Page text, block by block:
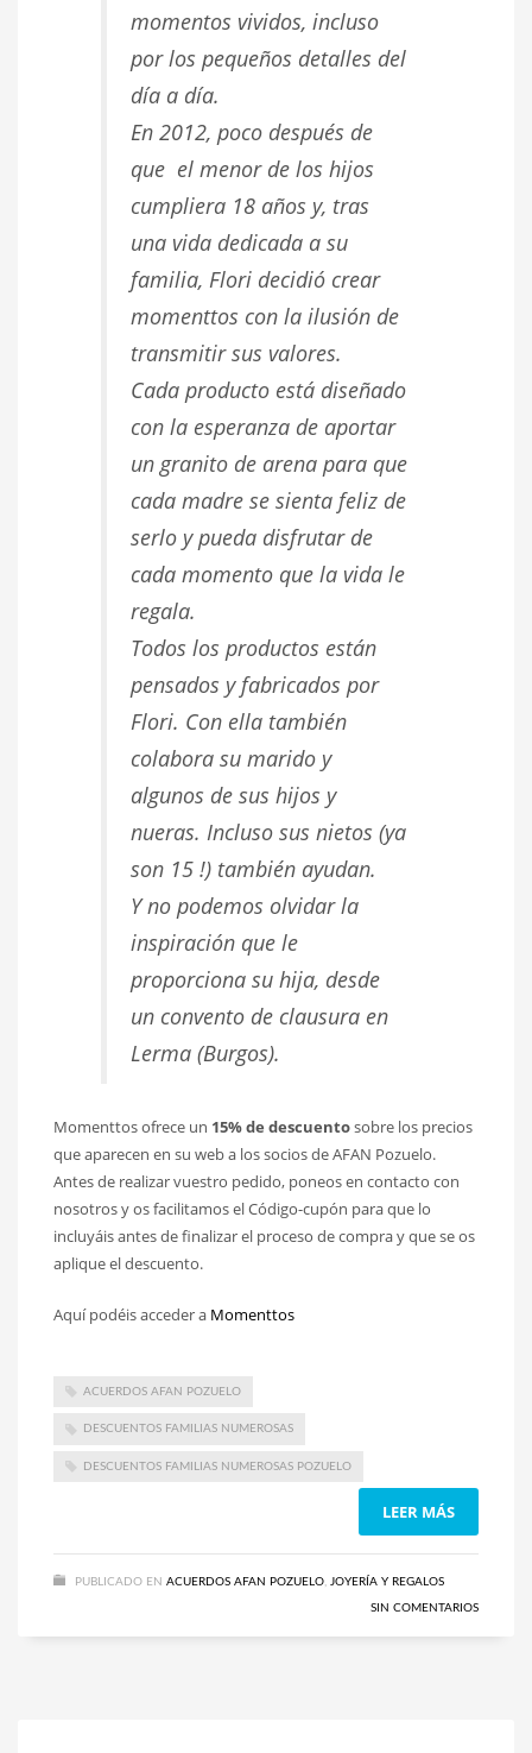
momentos vividos, incluso
por los pequeños detalles del
día a día.
En 2012, poco después de
que el menor de los hijos
cumpliera 18 años y, tras
una vida dedicada a su
familia, Flori decidió crear
momenttos con la ilusión de
transmitir sus valores.
Cada producto está diseñado
con la esperanza de aportar
un granito de arena para que
cada madre se sienta feliz de
serlo y pueda disfrutar de
cada momento que la vida le
regala.
Todos los productos están
pensados y fabricados por
Flori. Con ella también
colabora su marido y
algunos de sus hijos y
nueras. Incluso sus nietos (ya
son 15 !) también ayudan.
Y no podemos olvidar la
inspiración que le
proporciona su hija, desde
un convento de clausura en
Lerma (Burgos).
Momenttos ofrece un 15% de descuentosobre los precios
que aparecen en su web a los socios de AFAN Pozuelo.
Antes de realizar vuestro pedido, poneos en contacto con
nosotros y os facilitamos el Código-cupón para que lo
incluyáis antes de finalizar el proceso de compra y que se os
aplique el descuento.
Aquí podéis acceder a Momenttos
ACUERDOS AFAN POZUELO
DESCUENTOS FAMILIAS NUMEROSAS
DESCUENTOS FAMILIAS NUMEROSAS POZUELO
LEER MÁS
PUBLICADO EN ACUERDOS AFAN POZUELO, JOYERÍA Y REGALOS
SIN COMENTARIOS